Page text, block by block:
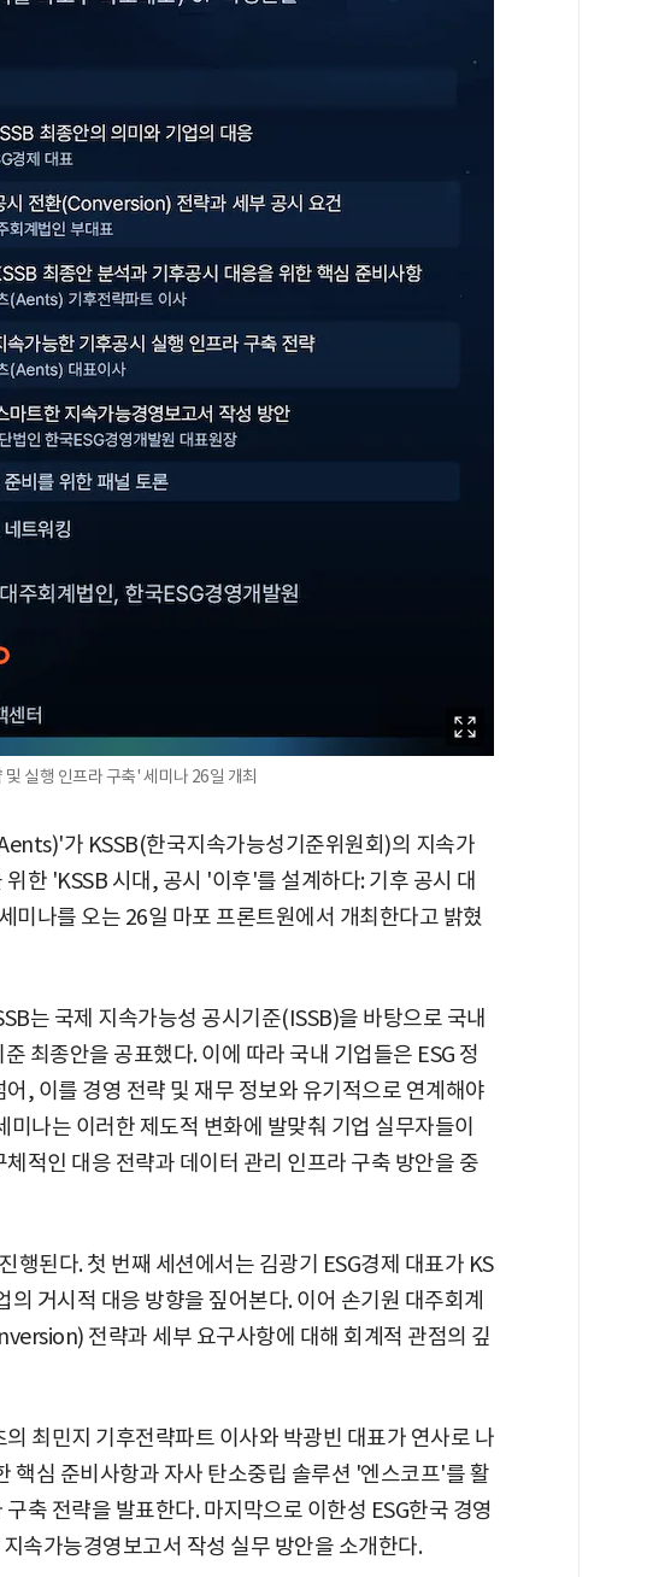
실행 인프라 구축' 세미나 26일 개최
가 KSSB(한국지속가능성기준위원회)의 지속가
한 'KSSB 시대, 공시 '이후'를 설계하다: 기후 공시 대
미나를 오는 26일 마포 프론트원에서 개최한다고 밝혔
는 국제 지속가능성 공시기준(ISSB)을 바탕으로 국내
최종안을 공표했다. 이에 따라 국내 기업들은 ESG 정
, 이를 경영 전략 및 재무 정보와 유기적으로 연계해야
나는 이러한 제도적 변화에 발맞춰 기업 실무자들이
적인 대응 전략과 데이터 관리 인프라 구축 방안을 중
행된다. 첫 번째 세션에서는 김광기 ESG경제 대표가 KS
의 거시적 대응 방향을 짚어본다. 이어 손기원 대주회계
전략과 세부 요구사항에 대해 회계적 관점의 깊
최민지 기후전략파트 이사와 박광빈 대표가 연사로 나
핵심 준비사항과 자사 탄소중립 솔루션 '엔스코프'를 활
축 전략을 발표한다. 마지막으로 이한성 ESG한국 경영
속가능경영보고서 작성 실무 방안을 소개한다.